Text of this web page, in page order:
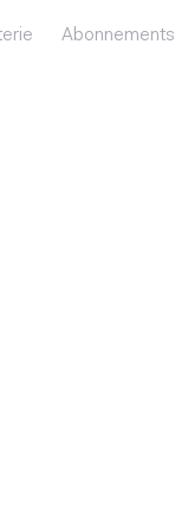
Abonnements